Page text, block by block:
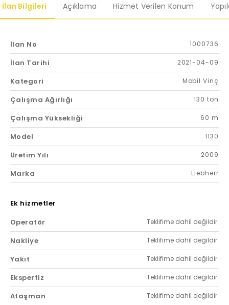
İlan Bilgileri Açıklama Hizmet Verilen Konum
İlan No 1000736
İlan Tarihi 2021-04-09
Kategori Mobil Vinç
Çalışma Ağırlığı 130 ton
Çalışma Yüksekliği 60 m
Model 1130
Üretim Yılı 2009
Marka Liebherr
Ek hizmetler
Operatör
Teklifime dahil değildir.
Nakliye Teklifime dahil değildir.
Yakıt Teklifime dahil değildir.
Ekspertiz Teklifime dahil değildir.
Ataşman Teklifime dahil değildir.